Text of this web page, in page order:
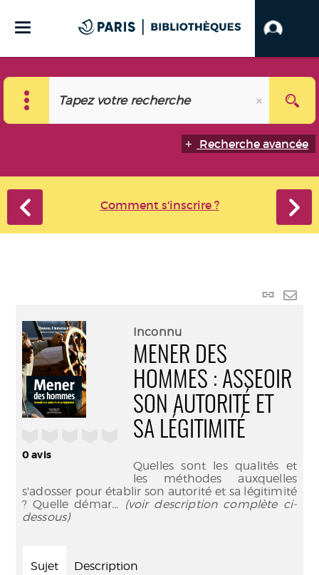
Recherche avancée
Comment s'inscrire ?
Lien
0avis
Inconnu
MENER DES
HOMMES : ASSEOIR
SON AUTORITÉ ET
SA LÉGITIMITÉ
Quelles sont les qualités et
les méthodes auxquelles
s'adosser pour établir son autorité et sa légitimité
? Quelle démar... (voir description complète ci-
dessous)
Sujet Description